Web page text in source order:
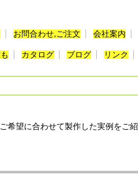
お問合わせ,ご注文 会社案内
カタログ ブログ リンク
希望に合わせて製作した実例をご紹